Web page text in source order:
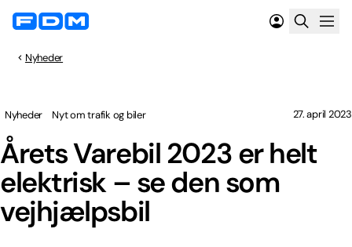
Nyheder
Årets Varebil 2023 er helt
elektrisk – se den som
vejhjælpsbil
Nyheder Nyt om trafik og biler 27. april 2023